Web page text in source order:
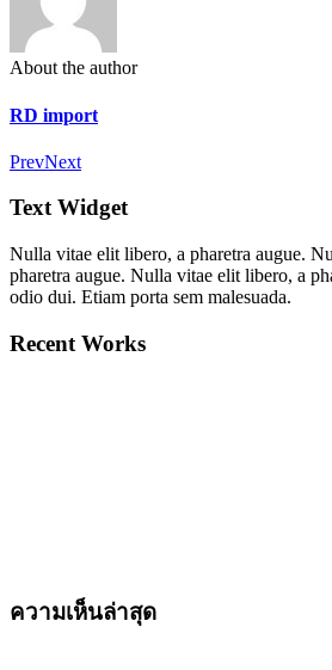
About the author
RD import
PrevNext
Text Widget
Nulla vitae elit libero, a pharetra augue.
pharetra augue. Nulla vitae elit libero, a
odio dui. Etiam porta sem malesuada.
Recent Works
ความเห็นล่าสุด